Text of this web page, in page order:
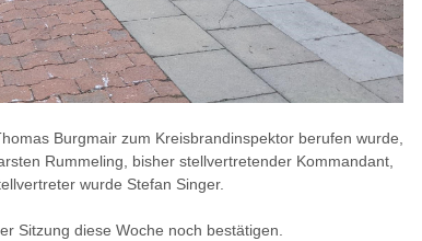
Burgmair zum Kreisbrandinspektor berufen wurde,
Rummeling, bisher stellvertretender Kommandant,
wurde Stefan Singer.
Sitzung diese Woche noch bestätigen.